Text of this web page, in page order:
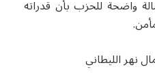
واضحة للحزب بأن قدراته